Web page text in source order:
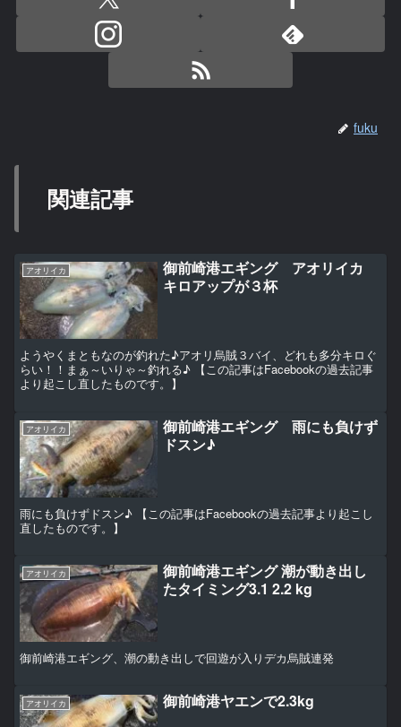
fuku
関連記事
アオリイカ
御前崎港エギング アオリイカ
キロアップが３杯
ようやくまともなのが釣れた♪アオリ烏賊３バイ、どれも多分キロぐ
らい！！まぁ～いりゃ～釣れる♪ 【この記事はFacebookの過去記事
より起こし直したものです。】
アオリイカ
御前崎港エギング 雨にも負けず
ドスン♪
雨にも負けずドスン♪ 【この記事はFacebookの過去記事より起こし
直したものです。】
アオリイカ
御前崎港エギング 潮が動き出し
たタイミング3.1 2.2 kg
御前崎港エギング、潮の動き出しで回遊が入りデカ烏賊連発
アオリイカ 御前崎港ヤエンで2.3kg